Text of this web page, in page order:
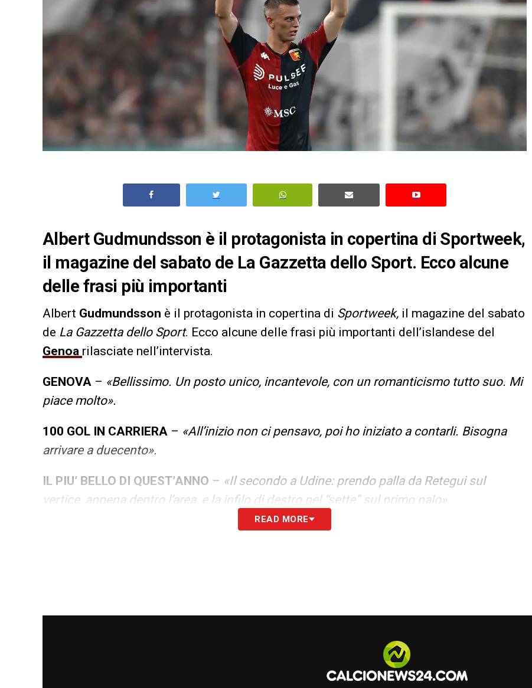
Albert Gudmundsson è il protagonista in copertina di Sportweek,
il magazine del sabato de La Gazzetta dello Sport. Ecco alcune
delle frasi più importanti
Albert Gudmundsson è il protagonista in copertina di Sportweek, il magazine del sabato
de La Gazzetta dello Sport. Ecco alcune delle frasi più importanti dell’islandese del
Genoa rilasciate nell’intervista.
GENOVA – «Bellissimo. Un posto unico, incantevole, con un romanticismo tutto suo. Mi
piace molto».
100 GOL IN CARRIERA – «All’inizio non ci pensavo, poi ho iniziato a contarli. Bisogna
arrivare a duecento».
IL PIU’ BELLO DI QUEST’ANNO – «Il secondo a Udine: prendo palla da Retegui sul
vertice, appena dentro l’area, e la infilo di destro nel “sette” sul primo palo»
«Mister Gilardino ha alzato il mio livello e, d’altra parte, io mi trovo bene sia
«Solo che non mi ha ancora
READ MORE